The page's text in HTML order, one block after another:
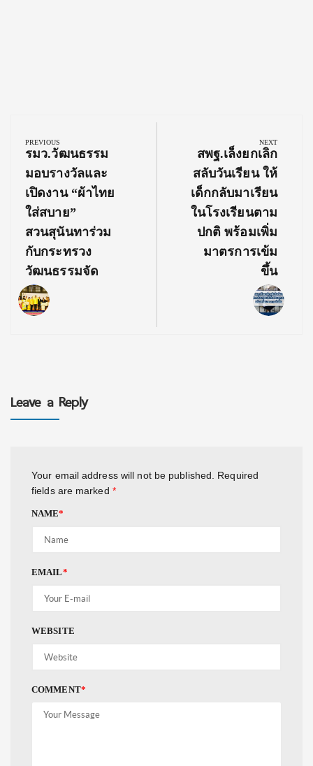
navigation
PREVIOUS
Previous
Post:
รมว.วัฒนธรรม
มอบรางวัลและ
เปิดงาน “ผ้าไทย
ใส่สบาย”
สวนสุนันทาร่วม
กับกระทรวง
วัฒนธรรมจัด
NEXT
Next
Post:
สพฐ.เล็งยกเลิก
สลับวันเรียน ให้
เด็กกลับมาเรียน
ในโรงเรียนตาม
ปกติ พร้อมเพิ่ม
มาตรการเข้ม
ขึ้น
Leave a Reply
Your email address will not be published.
Required
fields are marked *
NAME*
EMAIL*
WEBSITE
COMMENT*